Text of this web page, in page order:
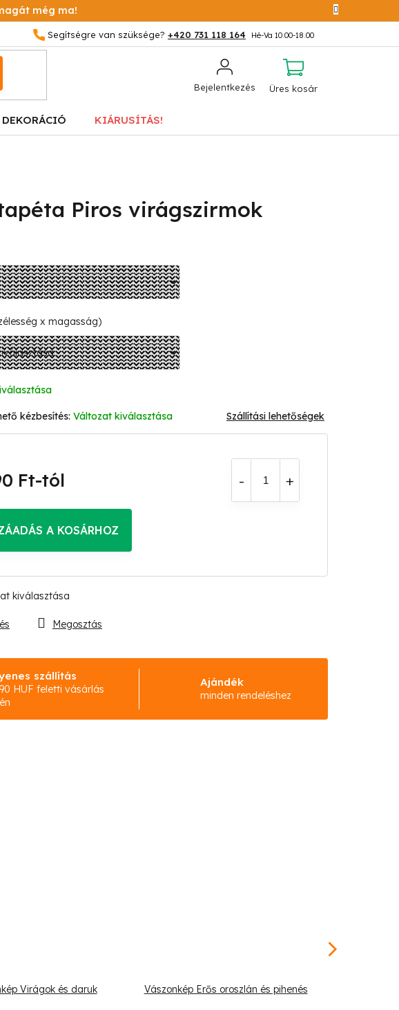
még ma!
+420 731 118 164
Bejelentkezés KOSÁR
Üres kosár
KIÁRUSÍTÁS!
Piros virágszirmok
kiválasztása
x magasság)
Változat kiválasztása Szállítási lehetőségek
Ft-tól
A KOSÁRHOZ
szállítás
HUF feletti vásárlás
Ajándék
minden rendeléshez
Megosztás
Virágok és daruk Vászonkép Erős oroszlán és pihenés